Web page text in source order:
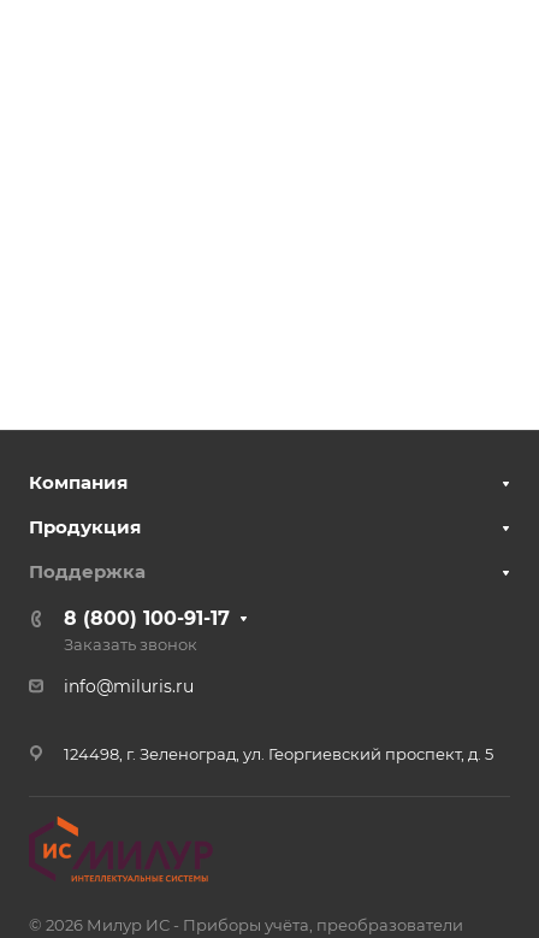
Компания
Продукция
Поддержка
8 (800) 100-91-17
Заказать звонок
info@miluris.ru
124498, г. Зеленоград, ул. Георгиевский проспект, д. 5
© 2026 Милур ИС - Приборы учёта, преобразователи